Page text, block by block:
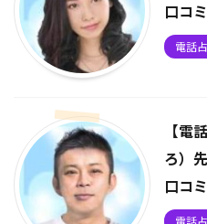
口コ
電話
【電
ろ）
口コ
電話